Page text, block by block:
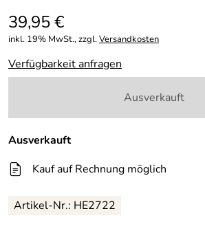
39,95 €
inkl. 19% MwSt., zzgl.Versandkosten
Verfügbarkeit anfragen
Ausverkauft
Ausverkauft
Kauf auf Rechnung möglich
Artikel-Nr.: HE2722